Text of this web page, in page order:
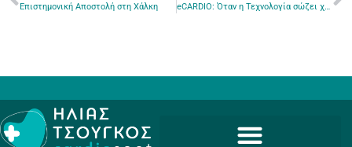
Επιστημονική Αποστολή στη Χάλκη eCARDIO: Όταν η Τεχνολογία σώζει χρόνο, σώζει ζωές!